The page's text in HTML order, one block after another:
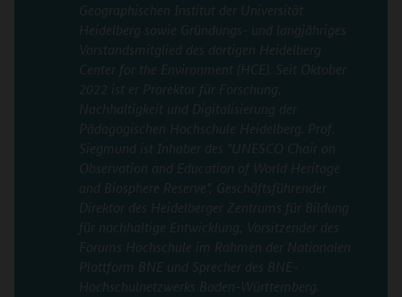
Geographischen Institut der Universität
Heidelberg sowie Gründungs- und langjähriges
Vorstandsmitglied des dortigen Heidelberg
Center for the Environment (HCE). Seit Oktober
2022 ist er Prorektor für Forschung,
Nachhaltigkeit und Digitalisierung der
Pädagogischen Hochschule Heidelberg. Prof.
Siegmund ist Inhaber des "UNESCO Chair on
Observation and Education of World Heritage
and Biosphere Reserve", Geschäftsführender
Direktor des Heidelberger Zentrums für Bildung
für nachhaltige Entwicklung, Vorsitzender des
Forums Hochschule im Rahmen der Nationalen
Plattform BNE und Sprecher des BNE-
Hochschulnetzwerks Baden-Württemberg.